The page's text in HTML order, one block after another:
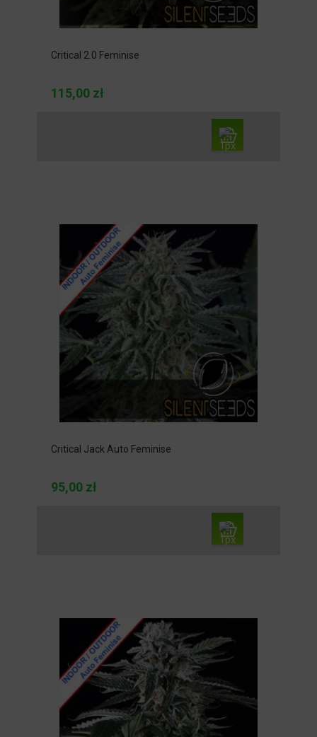
Critical 2.0 Feminise
115,00 zł
Critical Jack Auto Feminise
95,00 zł